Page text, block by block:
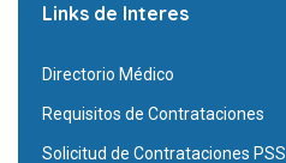
Links de Interes
Directorio Médico
Requisitos de Contrataciones
Solicitud de Contrataciones PSS